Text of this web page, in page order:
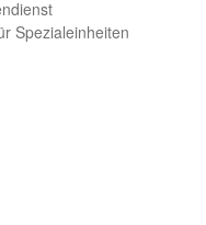
Spezialeinheiten